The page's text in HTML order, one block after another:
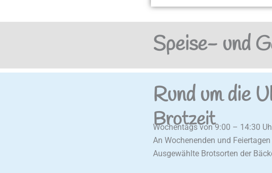
Speise- und
Rund um die
Brotzeit
Wochentags von 9:00 – 14:30
An Wochenenden und
Ausgewählte Brotsorten der